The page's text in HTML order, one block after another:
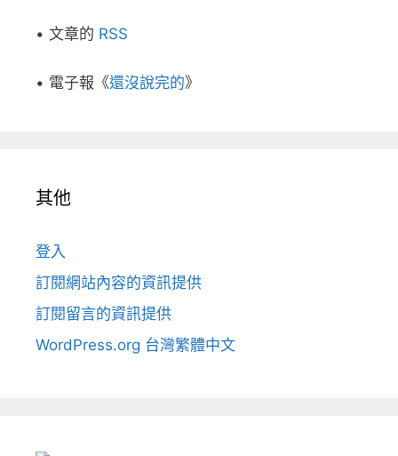
• 文章的 RSS
• 電子報《還沒說完的》
其他
登入
訂閱網站內容的資訊提供
訂閱留言的資訊提供
WordPress.org 台灣繁體中文